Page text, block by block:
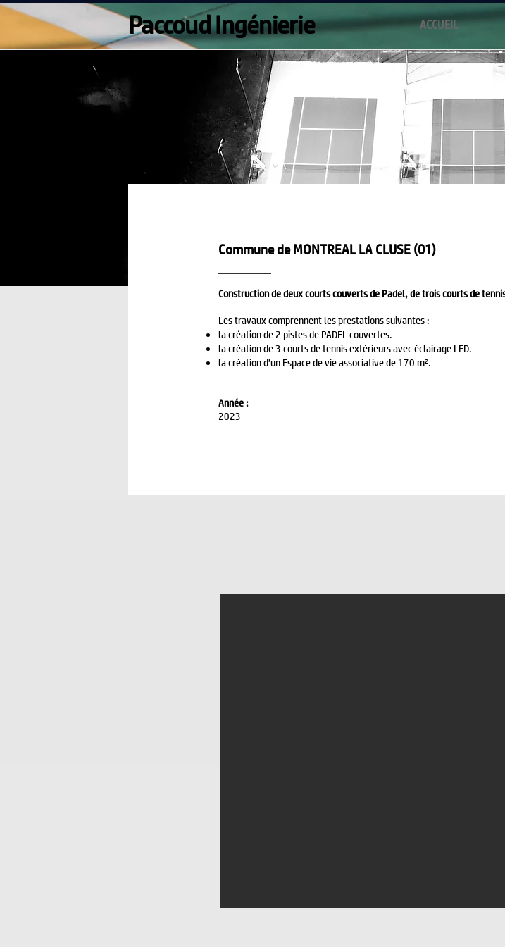
Paccoud Ingénierie ACCUEIL
Commune de MONTREAL LA CLUSE (01)
Construction de deux courts couverts de Padel, de trois courts de
Les travaux comprennent les prestations suivantes :
la création de 2 pistes de PADEL couvertes.
la création de 3 courts de tennis extérieurs avec éclairage LED.
la création d’un Espace de vie associative de 170 m².
Année :
2023